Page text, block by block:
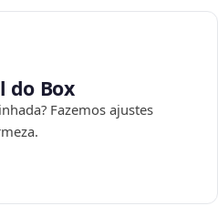
do Box
Fazemos ajustes